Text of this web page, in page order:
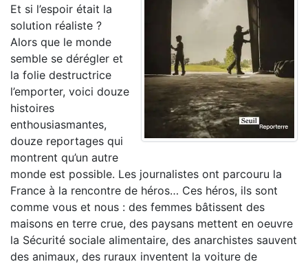
Et si l’espoir était la
solution réaliste ?
Alors que le monde
semble se dérégler et
la folie destructrice
l’emporter, voici douze
histoires
enthousiasmantes,
douze reportages qui
montrent qu’un autre
monde est possible. Les journalistes ont parcouru la
France à la rencontre de héros… Ces héros, ils sont
comme vous et nous : des femmes bâtissent des
maisons en terre crue, des paysans mettent en oeuvre
la Sécurité sociale alimentaire, des anarchistes sauvent
des animaux, des ruraux inventent la voiture de